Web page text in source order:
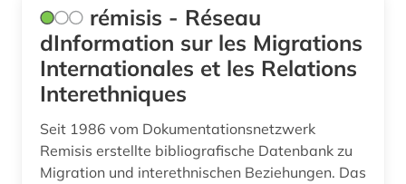
orientalistik (10)
osmanisch (1)
osmanisches türkisch (1)
ostasien (5)
rémisis - Réseau
dInformation sur les Migrations
Internationales et les Relations
Interethniques
Seit 1986 vom Dokumentationsnetzwerk
Remisis erstellte bibliografische Datenbank zu
Migration und interethnischen Beziehungen. Das